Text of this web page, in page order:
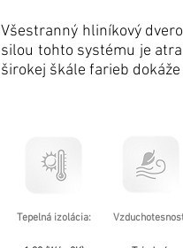
Všestranný hliníkový
silou tohto systému je
širokej škále farieb
Tepelná izolácia: